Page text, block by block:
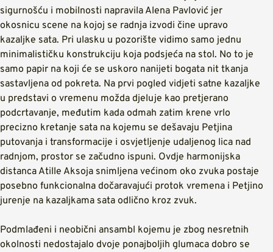
sigurnošću i mobilnosti napravila Alena Pavlović jer
okosnicu scene na kojoj se radnja izvodi čine upravo
kazaljke sata. Pri ulasku u pozorište vidimo samo jednu
minimalističku konstrukciju koja podsjeća na stol. No to je
samo papir na koji će se uskoro nanijeti bogata nit tkanja
sastavljena od pokreta. Na prvi pogled vidjeti satne kazaljke
u predstavi o vremenu možda djeluje kao pretjerano
podcrtavanje, međutim kada odmah zatim krene vrlo
precizno kretanje sata na kojemu se dešavaju Petjina
putovanja i transformacije i osvjetljenje udaljenog lica nad
radnjom, prostor se začudno ispuni. Ovdje harmonijska
distanca Atille Aksoja snimljena većinom oko zvuka postaje
posebno funkcionalna dočaravajući protok vremena i Petjino
jurenje na kazaljkama sata odlično kroz zvuk.
Podmlađeni i neobični ansambl kojemu je zbog nesretnih
okolnosti nedostajalo dvoje ponajboljih glumaca dobro se